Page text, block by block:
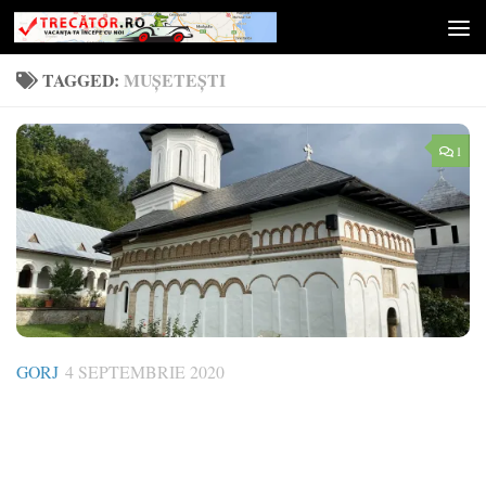
Skip to content
TAGGED: MUȘETEȘTI
1
GORJ 4 SEPTEMBRIE 2020